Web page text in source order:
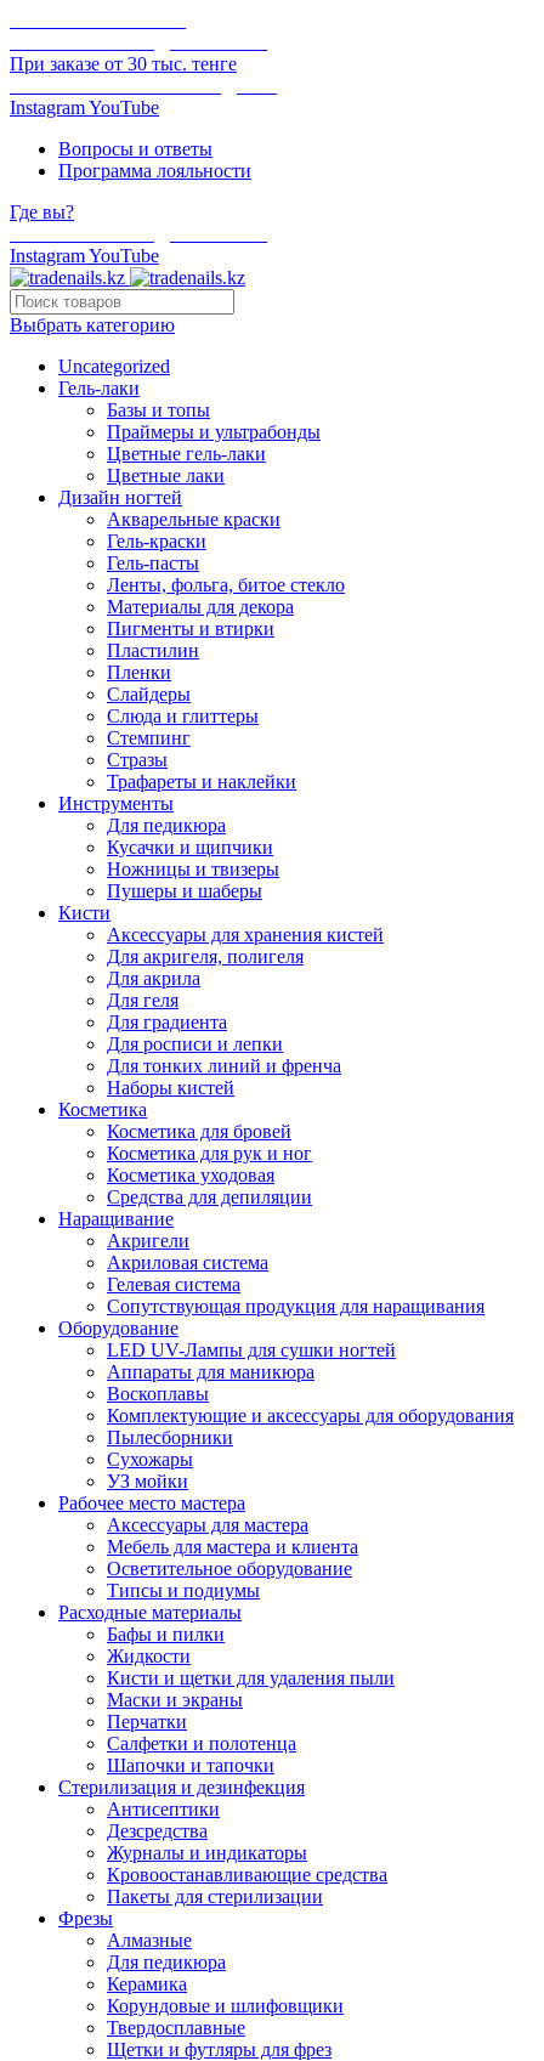
При заказе от 30 тыс. тенге
InstagramYouTube
Вопросы и ответы
Программа лояльности
Где вы?
InstagramYouTube
Выбрать категорию
Uncategorized
Гель-лаки
Базы и топы
Праймеры и ультрабонды
Цветные гель-лаки
Цветные лаки
Дизайн ногтей
Акварельные краски
Гель-краски
Гель-пасты
Ленты, фольга, битое стекло
Материалы для декора
Пигменты и втирки
Пластилин
Пленки
Слайдеры
Слюда и глиттеры
Стемпинг
Стразы
Трафареты и наклейки
Инструменты
Для педикюра
Кусачки и щипчики
Ножницы и твизеры
Пушеры и шаберы
Кисти
Аксессуары для хранения кистей
Для акригеля, полигеля
Для акрила
Для геля
Для градиента
Для росписи и лепки
Для тонких линий и френча
Наборы кистей
Косметика
Косметика для бровей
Косметика для рук и ног
Косметика уходовая
Средства для депиляции
Наращивание
Акригели
Акриловая система
Гелевая система
Сопутствующая продукция для наращивания
Оборудование
LED UV-Лампы для сушки ногтей
Аппараты для маникюра
Воскоплавы
Комплектующие и аксессуары для оборудования
Пылесборники
Сухожары
УЗ мойки
Рабочее место мастера
Аксессуары для мастера
Мебель для мастера и клиента
Осветительное оборудование
Типсы и подиумы
Расходные материалы
Бафы и пилки
Жидкости
Кисти и щетки для удаления пыли
Маски и экраны
Перчатки
Салфетки и полотенца
Шапочки и тапочки
Стерилизация и дезинфекция
Антисептики
Дезсредства
Журналы и индикаторы
Кровоостанавливающие средства
Пакеты для стерилизации
Фрезы
Алмазные
Для педикюра
Керамика
Корундовые и шлифовщики
Твердосплавные
Щетки и футляры для фрез